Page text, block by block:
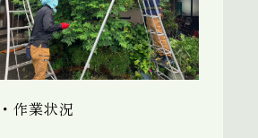
・作業状況